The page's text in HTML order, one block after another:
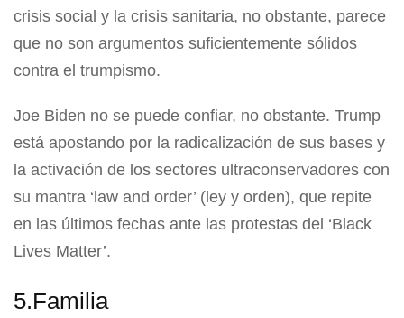
crisis social y la crisis sanitaria, no obstante, parece
que no son argumentos suficientemente sólidos
contra el trumpismo.
Joe Biden no se puede confiar, no obstante. Trump
está apostando por la radicalización de sus bases y
la activación de los sectores ultraconservadores con
su mantra ‘law and order’ (ley y orden), que repite
en las últimos fechas ante las protestas del ‘Black
Lives Matter’.
5.Familia